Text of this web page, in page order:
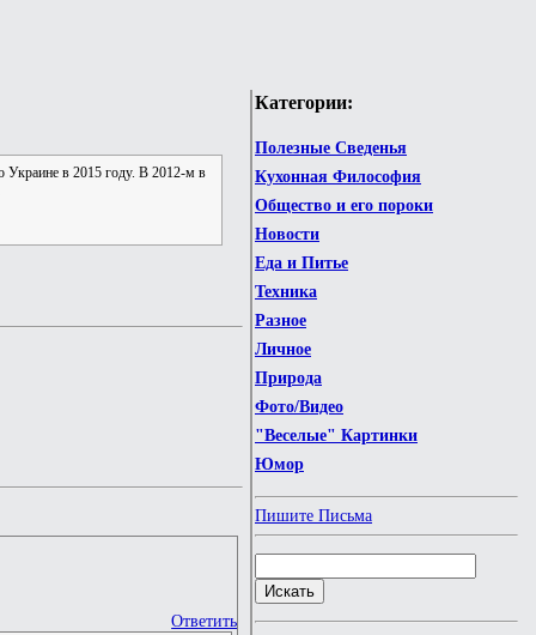
Категории:
Полезные Сведенья
Кухонная Философия
Общество и его пороки
Новости
Еда и Питье
Техника
Разное
Личное
Природа
Фото/Видео
"Веселые" Картинки
Юмор
Пишите Письма
Украине в 2015 году. В 2012-м в
Ответить